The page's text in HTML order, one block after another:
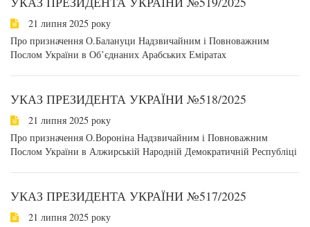
21 липня 2025 року
Про призначення О.Балануци Надзвичайним і Повноважним
Послом України в Обʼєднаних Арабських Еміратах
УКАЗ ПРЕЗИДЕНТА УКРАЇНИ №518/2025
21 липня 2025 року
Про призначення О.Вороніна Надзвичайним і Повноважним
Послом України в Алжирській Народній Демократичній Республіці
УКАЗ ПРЕЗИДЕНТА УКРАЇНИ №517/2025
21 липня 2025 року